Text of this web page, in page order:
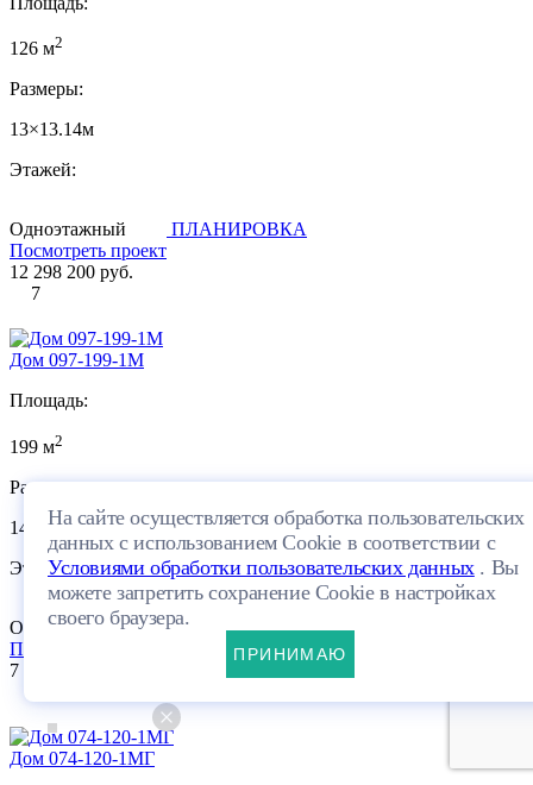
126 м2
Размеры:
13×13.14м
Этажей:
Одноэтажный
ПЛАНИРОВКА
Посмотреть проект
12 298 200 руб.
7
Дом 097-199-1М
Площадь:
199 м2
Размеры:
14.63×12.45м
Этажей:
Один этаж + мансарда
ПЛАНИРОВКА
Посмотреть проект
7 416 000 руб.
Дом 074-120-1МГ
На сайте осуществляется обработка пользовательских
данных с использованием Cookie в соответствии с
Условиями обработки пользовательских данных. Вы
можете запретить сохранение Cookie в настройках
своего браузера.
ПРИНИМАЮ